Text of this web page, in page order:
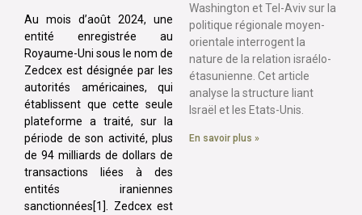
Au mois d’août 2024, une
entité enregistrée au
Royaume-Uni sous le nom de
Zedcex est désignée par les
autorités américaines, qui
établissent que cette seule
plateforme a traité, sur la
période de son activité, plus
de 94 milliards de dollars de
transactions liées à des
entités iraniennes
sanctionnées[1]. Zedcex est
Washington et Tel-Aviv sur la
politique régionale moyen-
orientale interrogent la
nature de la relation israélo-
étasunienne. Cet article
analyse la structure liant
Israël et les Etats-Unis.
En savoir plus »